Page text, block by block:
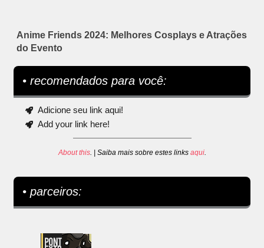
Anime Friends 2024: Melhores Cosplays e Atrações
do Evento
• recomendados para você:
Adicione seu link aqui!
Add your link here!
About this. | Saiba mais sobre estes links aqui.
• parceiros: